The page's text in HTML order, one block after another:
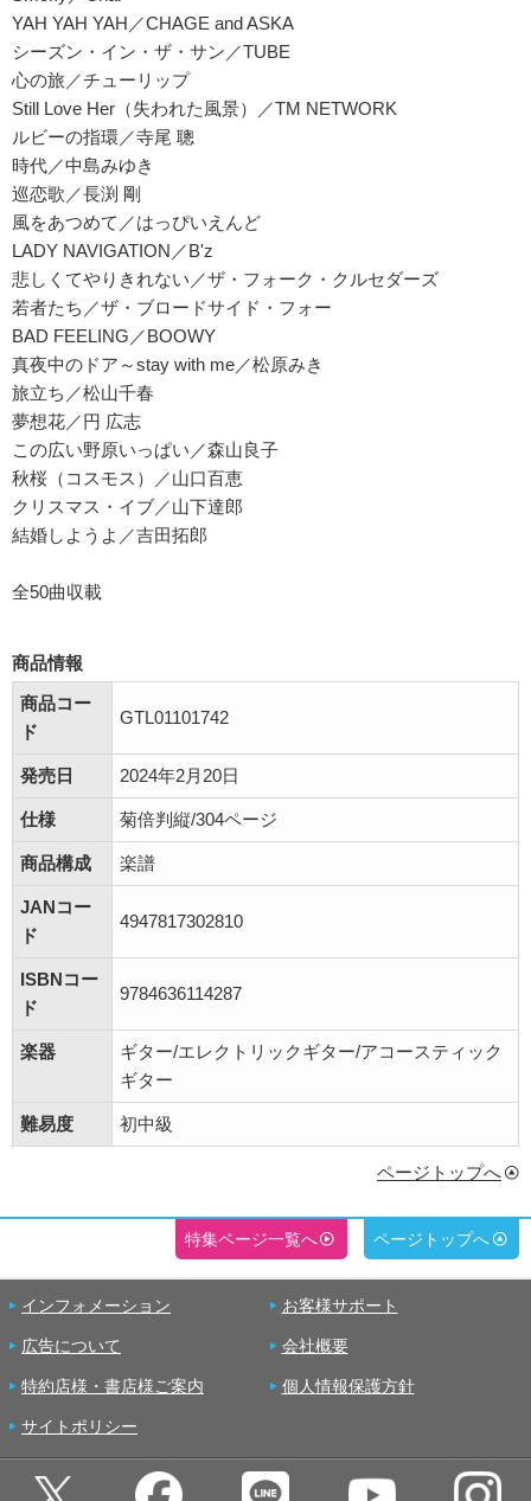
YAH YAH YAH／CHAGE and ASKA
シーズン・イン・ザ・サン／TUBE
心の旅／チューリップ
Still Love Her（失われた風景）／TM NETWORK
ルビーの指環／寺尾 聰
時代／中島みゆき
巡恋歌／長渕 剛
風をあつめて／はっぴいえんど
LADY NAVIGATION／B'z
悲しくてやりきれない／ザ・フォーク・クルセダーズ
若者たち／ザ・ブロードサイド・フォー
BAD FEELING／BOOWY
真夜中のドア～stay with me／松原みき
旅立ち／松山千春
夢想花／円 広志
この広い野原いっぱい／森山良子
秋桜（コスモス）／山口百恵
クリスマス・イブ／山下達郎
結婚しようよ／吉田拓郎
全50曲収載
商品情報
商品コー
ド
GTL01101742
発売日 2024年2月20日
仕様 菊倍判縦/304ページ
商品構成 楽譜
JANコー
ド
4947817302810
ISBNコー
ド
9784636114287
楽器
ギター/エレクトリックギター/アコースティック
ギター
難易度 初中級
ページトップへ
特集ページ一覧へ ページトップへ
インフォメーション お客様サポート
広告について 会社概要
特約店様・書店様ご案内 個人情報保護方針
サイトポリシー